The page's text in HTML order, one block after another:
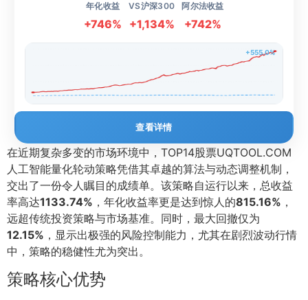
年化收益
+746%
VS沪深300
+1,134%
阿尔法收益
+742%
+555.0%
查看详情
在近期复杂多变的市场环境中，TOP14股票UQTOOL.COM
人工智能量化轮动策略凭借其卓越的算法与动态调整机制，
交出了一份令人瞩目的成绩单。该策略自运行以来，总收益
率高达1133.74% ，年化收益率更是达到惊人的815.16% ，
远超传统投资策略与市场基准。同时，最大回撤仅为
12.15% ，显示出极强的风险控制能力，尤其在剧烈波动行情
中，策略的稳健性尤为突出。
策略核心优势